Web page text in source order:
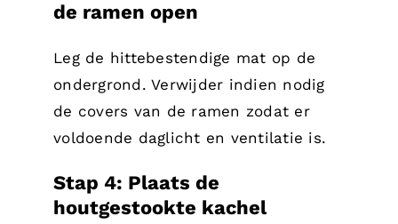
de ramen open
Leg de hittebestendige mat op de
ondergrond. Verwijder indien nodig
de covers van de ramen zodat er
voldoende daglicht en ventilatie is.
Stap 4: Plaats de
houtgestookte kachel